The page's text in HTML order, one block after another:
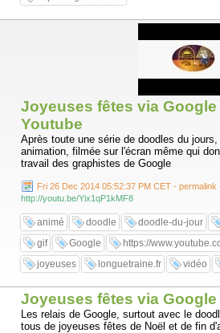
Joyeuses fêtes via
Youtube
Après toute une série de doodles du
animation, filmée sur l'écran même qui
travail des graphistes de Google
Fri 26 Dec 2014 05:52:37 PM CET - permalink
http://youtu.be/Yix1qP1kMF8
animé doodle doodle-du-jour
gif
Google
https://
joyeuses
longuetraine.fr vidéo
Joyeuses fêtes via Google
Les relais de Google, surtout avec le
tous de joyeuses fêtes de Noël et de fin